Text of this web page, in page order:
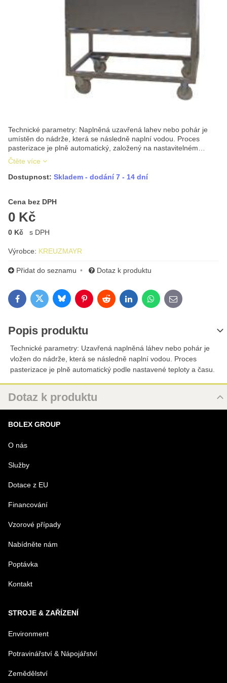
Technické parametry: Naplněná uzavřená lahev nebo pohár je
umístěn do nádrže, která se následně naplní vodou. Proces
pasterizace je plně automatický, založený na nastavitelném…
Čtěte více
Dostupnost: Skladem - dodání 7 - 14 dní
Cena bez DPH
0 Kč
Cena s DPH
0 Kč s DPH
Výrobce: KREUZMAYR
Přidat do seznamu Dotaz k produktu
FacebookTwitterBlueskyPinterestRedditLinkedInWhatsApp
E-mail
Popis produktu
Technické parametry: Uzavřená naplněná láhev nebo pohár je
vložen do nádrže, která se následně naplní vodou. Proces
pasterizace je plně automatický podle nastavené teploty a času.
Dotaz k produktu
URL
PRODUKT
MENO
E-MAIL
TELEFÓN
BOLEX GROUP
O nás
Služby
Dotace z EU
Financování
Vzorové případy
Nabídněte nám
Poptávka
Kontakt
STROJE & ZAŘÍZENÍ
Environment
Potravinářství & Nápojářství
Zemědělství